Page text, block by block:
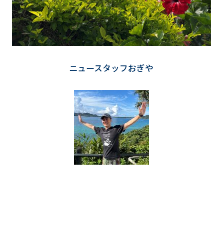
ニュースタッフおぎや